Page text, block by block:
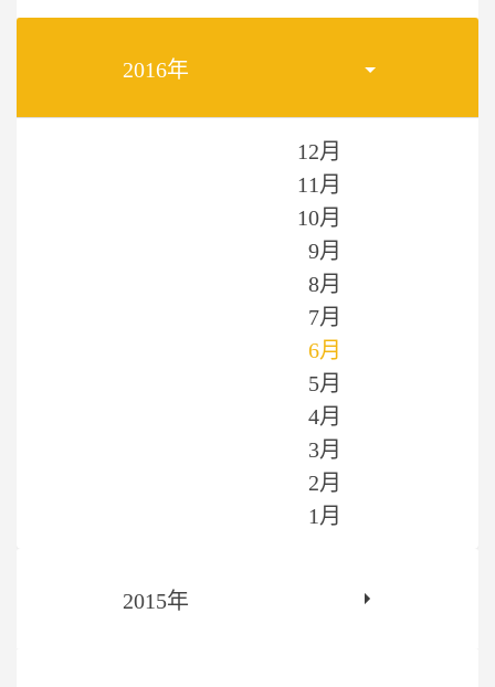
2016年
12月
11月
10月
9月
8月
7月
6月
5月
4月
3月
2月
1月
2015年